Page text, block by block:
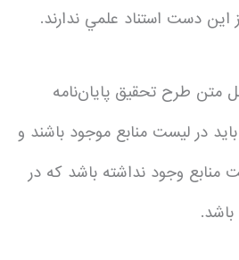
اين دست استناد علمي ندارند.
طرح‌ تحقيق ‌پايان‌نامه
بايد در ليست منابع موجود باشند و
منابع وجود نداشته باشد كه در